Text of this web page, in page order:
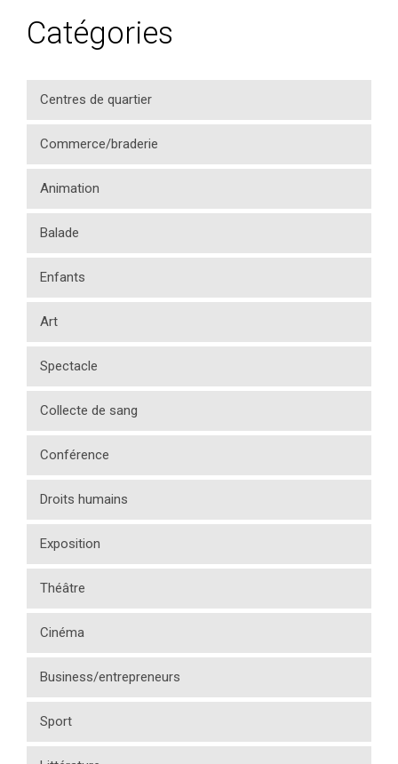
Catégories
Centres de quartier
Commerce/braderie
Animation
Balade
Enfants
Art
Spectacle
Collecte de sang
Conférence
Droits humains
Exposition
Théâtre
Cinéma
Business/entrepreneurs
Sport